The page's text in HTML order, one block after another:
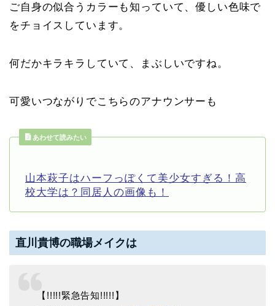
ご自身の似合うカラーも知っていて、優しい色味で
をチョイスしています。
何だかキラキラしていて、まぶしいですね。
可愛いつながりでこちらのアナウンサーも
あわせて読みたい
山本萩子はハーフっぽくて美少女すぎる！高
校大学は？同居人の画像も！
直川貴博の職場メイクは
【!!!!!緊急告知!!!!!】